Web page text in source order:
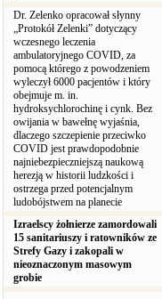
Dr. Zelenko opracował słynny
„Protokół Zelenki” dotyczący
wczesnego leczenia
ambulatoryjnego COVID, za
pomocą którego z powodzeniem
wyleczył 6000 pacjentów i który
obejmuje m. in.
hydroksychlorochinę i cynk. Bez
owijania w bawełnę wyjaśnia,
dlaczego szczepienie przeciwko
COVID jest prawdopodobnie
najniebezpieczniejszą naukową
herezją w historii ludzkości i
ostrzega przed potencjalnym
ludobójstwem na planecie
Izraelscy żołnierze zamordowali
15 sanitariuszy i ratowników ze
Strefy Gazy i zakopali w
nieoznaczonym masowym
grobie